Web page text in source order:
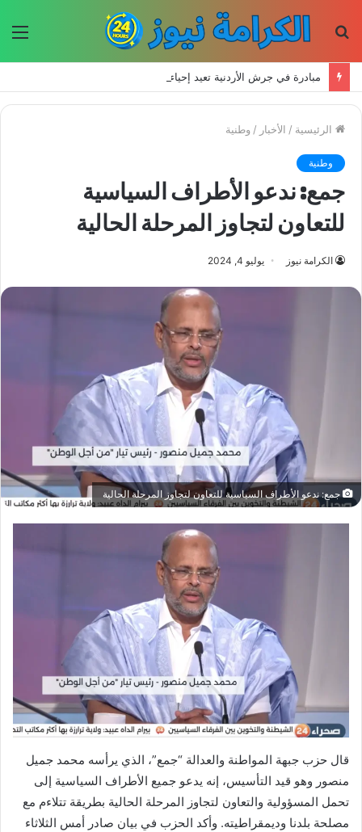
الرئيسية / الأخبار / وطنية
وطنية
جمع: ندعو الأطراف السياسية
للتعاون لتجاوز المرحلة الحالية
الكرامة نيوز يوليو 4, 2024
جمع: ندعو الأطراف السياسية للتعاون لتجاوز المرحلة الحالية
قال حزب جبهة المواطنة والعدالة “جمع”، الذي يرأسه محمد جميل
منصور وهو قيد التأسيس، إنه يدعو جميع الأطراف السياسية إلى
تحمل المسؤولية والتعاون لتجاوز المرحلة الحالية بطريقة تتلاءم مع
مصلحة بلدنا وديمقراطيته. وأكد الحزب في بيان صادر أمس الثلاثاء